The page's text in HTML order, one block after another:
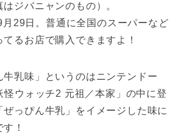
ジバニャンのもの）。
29日。普通に全国のスーパーなど
るお店で購入できますよ！
牛乳味」というのはニンテンドー
ウォッチ2 元祖／本家」の中に登
っぴん牛乳」をイメージした味に
！